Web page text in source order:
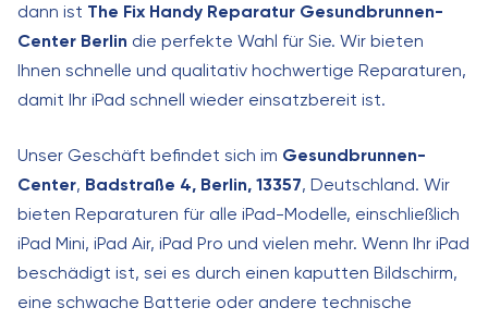
dann ist The Fix Handy Reparatur Gesundbrunnen-
Center Berlin die perfekte Wahl für Sie. Wir bieten
Ihnen schnelle und qualitativ hochwertige Reparaturen,
damit Ihr iPad schnell wieder einsatzbereit ist.
Unser Geschäft befindet sich im Gesundbrunnen-
Center, Badstraße 4, Berlin, 13357, Deutschland. Wir
bieten Reparaturen für alle iPad-Modelle, einschließlich
iPad Mini, iPad Air, iPad Pro und vielen mehr. Wenn Ihr iPad
beschädigt ist, sei es durch einen kaputten Bildschirm,
eine schwache Batterie oder andere technische